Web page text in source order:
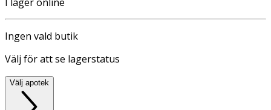
Ingen vald butik
Välj för att se lagerstatus
Välj apotek